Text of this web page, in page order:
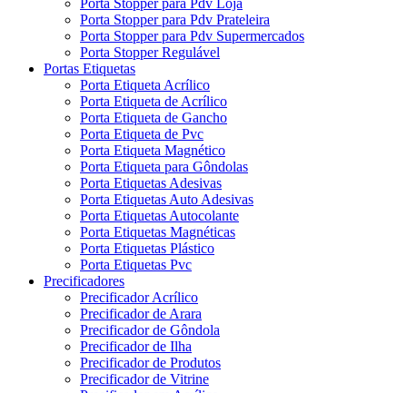
Porta Stopper para Pdv Prateleira
Porta Stopper para Pdv Supermercados
Porta Stopper Regulável
Portas Etiquetas
Porta Etiqueta Acrílico
Porta Etiqueta de Acrílico
Porta Etiqueta de Gancho
Porta Etiqueta de Pvc
Porta Etiqueta Magnético
Porta Etiqueta para Gôndolas
Porta Etiquetas Adesivas
Porta Etiquetas Auto Adesivas
Porta Etiquetas Autocolante
Porta Etiquetas Magnéticas
Porta Etiquetas Plástico
Porta Etiquetas Pvc
Precificadores
Precificador Acrílico
Precificador de Arara
Precificador de Gôndola
Precificador de Ilha
Precificador de Produtos
Precificador de Vitrine